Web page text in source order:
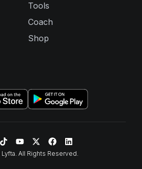
Tools
Coach
Shop
Lyfta. All Rights Reserved.